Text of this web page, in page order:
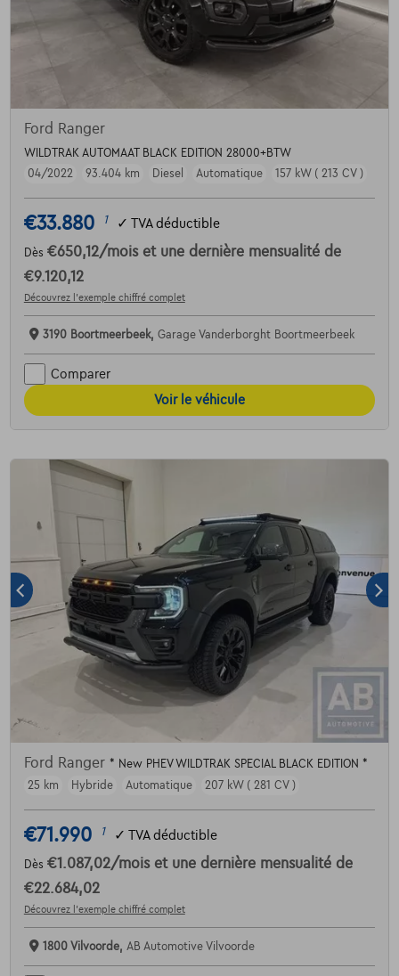
Ford Ranger
WILDTRAK AUTOMAAT BLACK EDITION 28000+BTW
04/2022
93.404 km Diesel Automatique 157 kW ( 213 CV )
€33.880 1 ✓ TVA déductible
Dès €650,12/mois et une dernière mensualité de
€9.120,12
Découvrez l’exemple chiffré complet
3190 Boortmeerbeek, Garage Vanderborght Boortmeerbeek
Comparer
Voir le véhicule
Ford Ranger * New PHEV WILDTRAK SPECIAL BLACK EDITION *
25 km
Hybride Automatique 207 kW ( 281 CV )
€71.990 1 ✓ TVA déductible
Dès €1.087,02/mois et une dernière mensualité de
€22.684,02
Découvrez l’exemple chiffré complet
1800 Vilvoorde, AB Automotive Vilvoorde